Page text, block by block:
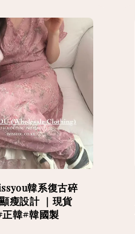
韓系復古碎
瘦設計 ｜現貨
韓#韓國製